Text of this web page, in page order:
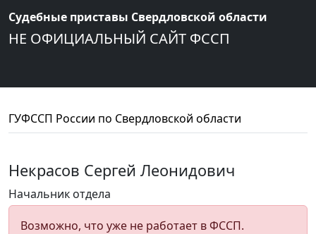
Судебные приставы Свердловской области
НЕ ОФИЦИАЛЬНЫЙ САЙТ ФССП
ГУФССП России по Свердловской области
Некрасов Сергей Леонидович
Начальник отдела
Возможно, что уже не работает в ФССП.